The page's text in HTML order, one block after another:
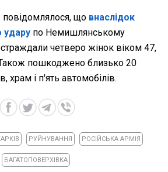
повідомлялося, що внаслідок
удару по Немишлянському
четверо жінок віком 47,
Також пошкоджено близько 20
храм і п'ять автомобілів.
РУЙНУВАННЯ РОСІЙСЬКА АРМІЯ
БАГАТОПОВЕРХІВКА